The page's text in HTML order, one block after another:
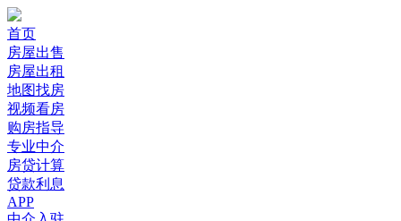
首页
房屋出售
房屋出租
地图找房
视频看房
购房指导
专业中介
房贷计算
贷款利息
APP